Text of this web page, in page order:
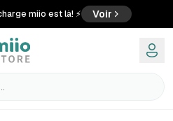
miio est là! ⚡ Voir